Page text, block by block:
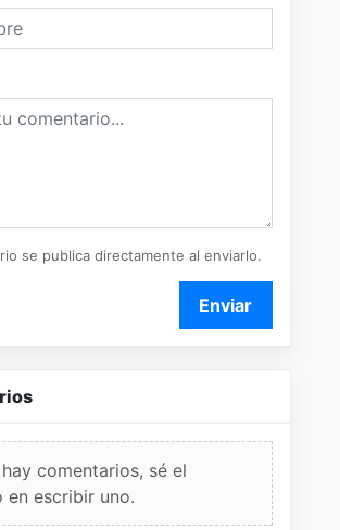
se publica directamente al enviarlo.
Enviar
comentarios, sé el
en escribir uno.